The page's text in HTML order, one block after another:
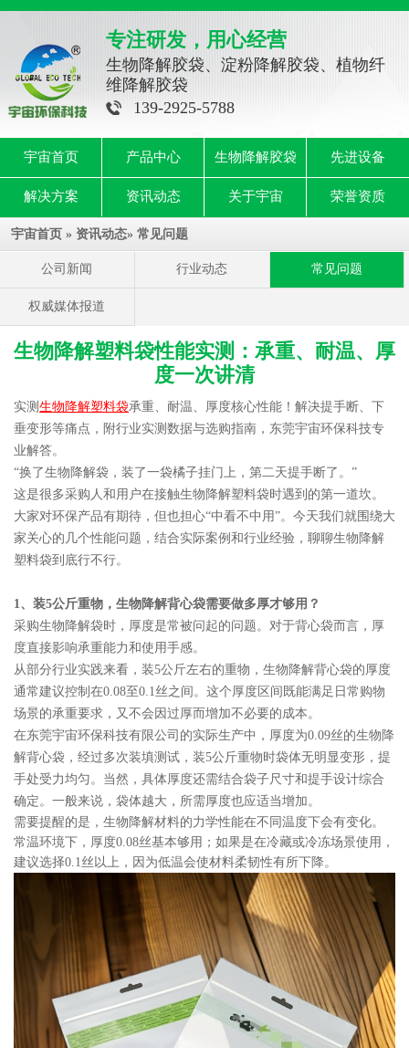
专注研发，用心经营
生物降解胶袋、淀粉降解胶袋、植物纤
维降解胶袋
139-2925-5788
宇宙首页 产品中心 生物降解胶袋 先进设备
解决方案 资讯动态 关于宇宙 荣誉资质
宇宙首页 » 资讯动态» 常见问题
公司新闻 行业动态 常见问题
权威媒体报道
生物降解塑料袋性能实测：承重、耐温、厚
度一次讲清
实测 生物降解塑料袋承重、耐温、厚度核心性能！解决提手断、下
垂变形等痛点，附行业实测数据与选购指南，东莞宇宙环保科技专
业解答。
“换了生物降解袋，装了一袋橘子挂门上，第二天提手断了。”
这是很多采购人和用户在接触生物降解塑料袋时遇到的第一道坎。
大家对环保产品有期待，但也担心“中看不中用”。今天我们就围绕大
家关心的几个性能问题，结合实际案例和行业经验，聊聊生物降解
塑料袋到底行不行。
1、装5公斤重物，生物降解背心袋需要做多厚才够用？
采购生物降解袋时，厚度是常被问起的问题。对于背心袋而言，厚
度直接影响承重能力和使用手感。
从部分行业实践来看，装5公斤左右的重物，生物降解背心袋的厚度
通常建议控制在0.08至0.1丝之间。这个厚度区间既能满足日常购物
场景的承重要求，又不会因过厚而增加不必要的成本。
在东莞宇宙环保科技有限公司的实际生产中，厚度为0.09丝的生物降
解背心袋，经过多次装填测试，装5公斤重物时袋体无明显变形，提
手处受力均匀。当然，具体厚度还需结合袋子尺寸和提手设计综合
确定。一般来说，袋体越大，所需厚度也应适当增加。
需要提醒的是，生物降解材料的力学性能在不同温度下会有变化。
常温环境下，厚度0.08丝基本够用；如果是在冷藏或冷冻场景使用，
建议选择0.1丝以上，因为低温会使材料柔韧性有所下降。